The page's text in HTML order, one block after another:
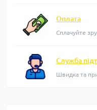
Оплата
Сплачуйте
Служба
Швидка та